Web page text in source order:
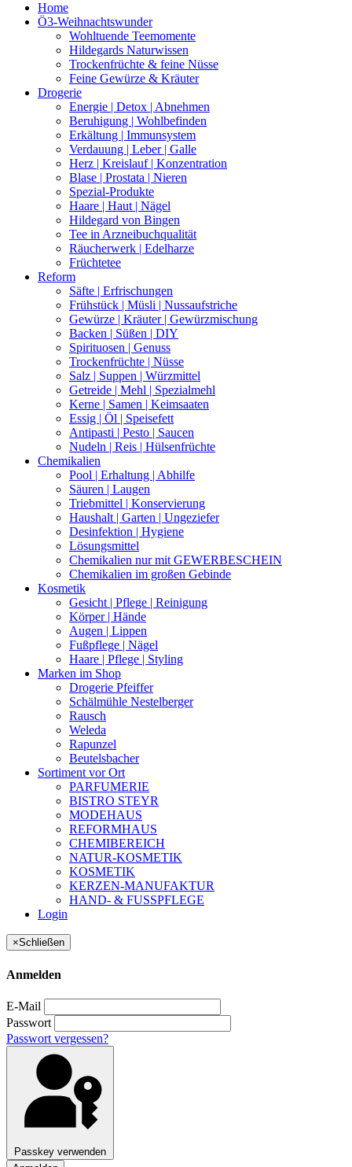
Home
Ö3-Weihnachtswunder
Wohltuende Teemomente
Hildegards Naturwissen
Trockenfrüchte & feine Nüsse
Feine Gewürze & Kräuter
Drogerie
Energie | Detox | Abnehmen
Beruhigung | Wohlbefinden
Erkältung | Immunsystem
Verdauung | Leber | Galle
Herz | Kreislauf | Konzentration
Blase | Prostata | Nieren
Spezial-Produkte
Haare | Haut | Nägel
Hildegard von Bingen
Tee in Arzneibuchqualität
Räucherwerk | Edelharze
Früchtetee
Reform
Säfte | Erfrischungen
Frühstück | Müsli | Nussaufstriche
Gewürze | Kräuter | Gewürzmischung
Backen | Süßen | DIY
Spirituosen | Genuss
Trockenfrüchte | Nüsse
Salz | Suppen | Würzmittel
Getreide | Mehl | Spezialmehl
Kerne | Samen | Keimsaaten
Essig | Öl | Speisefett
Antipasti | Pesto | Saucen
Nudeln | Reis | Hülsenfrüchte
Chemikalien
Pool | Erhaltung | Abhilfe
Säuren | Laugen
Triebmittel | Konservierung
Haushalt | Garten | Ungeziefer
Desinfektion | Hygiene
Lösungsmittel
Chemikalien nur mit GEWERBESCHEIN
Chemikalien im großen Gebinde
Kosmetik
Gesicht | Pflege | Reinigung
Körper | Hände
Augen | Lippen
Fußpflege | Nägel
Haare | Pflege | Styling
Marken im Shop
Drogerie Pfeiffer
Schälmühle Nestelberger
Rausch
Weleda
Rapunzel
Beutelsbacher
Sortiment vor Ort
PARFUMERIE
BISTRO STEYR
MODEHAUS
REFORMHAUS
CHEMIBEREICH
NATUR-KOSMETIK
KOSMETIK
KERZEN-MANUFAKTUR
HAND- & FUSSPFLEGE
Login
×Schließen
Anmelden
E-Mail
Passwort
Passwort vergessen?
Passkey verwenden